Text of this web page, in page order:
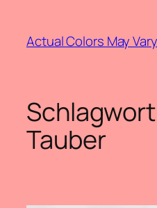
springen
Actual Colors May
Tauber